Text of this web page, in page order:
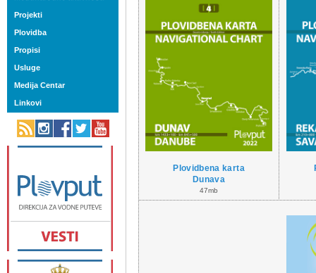
Plovidbena karta
Dunava
47mb
Projekti
Plovidba
Propisi
Usluge
Medija Centar
Linkovi